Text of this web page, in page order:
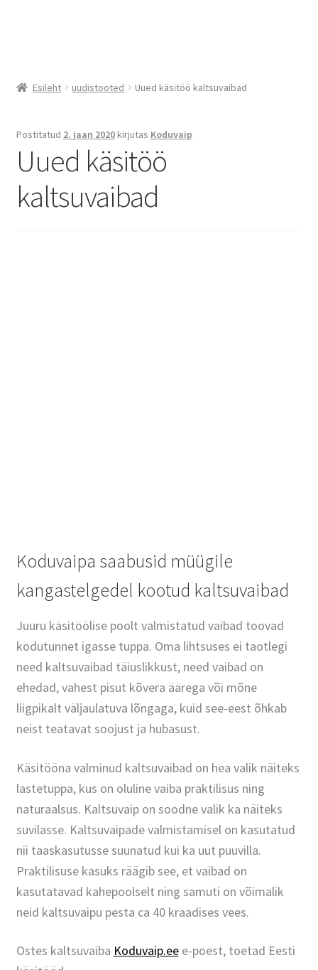
pood
s
a
Esileht uudistooted Uued käsitöö kaltsuvaibad
Postitatud 2. jaan 2020 kirjutas Koduvaip
Uued käsitöö
kaltsuvaibad
Koduvaipa saabusid müügile
kangastelgedel kootud kaltsuvaibad
Juuru käsitöölise poolt valmistatud vaibad toovad
kodutunnet igasse tuppa. Oma lihtsuses ei taotlegi
need kaltsuvaibad täiuslikkust, need vaibad on
ehedad, vahest pisut kõvera äärega või mõne
liigpikalt väljaulatuva lõngaga, kuid see-eest õhkab
neist teatavat soojust ja hubasust.
Käsitööna valminud kaltsuvaibad on hea valik näiteks
lastetuppa, kus on oluline vaiba praktilisus ning
naturaalsus. Kaltsuvaip on soodne valik ka näiteks
suvilasse. Kaltsuvaipade valmistamisel on kasutatud
nii taaskasutusse suunatud kui ka uut puuvilla.
Praktilisuse kasuks räägib see, et vaibad on
kasutatavad kahepoolselt ning samuti on võimalik
neid kaltsuvaipu pesta ca 40 kraadises vees.
Ostes kaltsuvaiba Koduvaip.eee-poest, toetad Eesti